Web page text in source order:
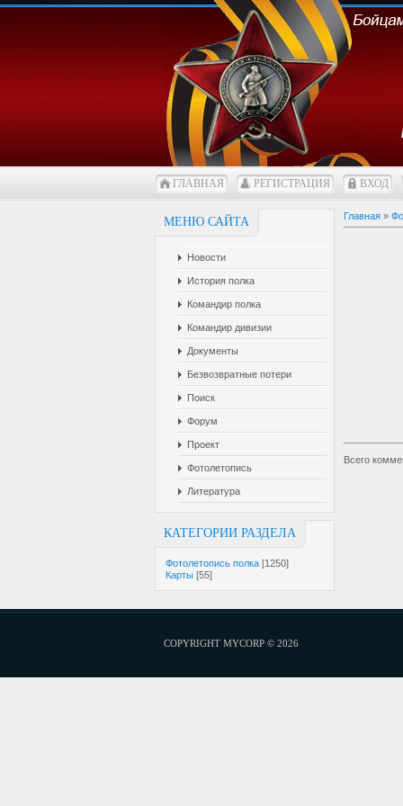
ГЛАВНАЯ РЕГИСТРАЦИЯ ВХОД
МЕНЮ САЙТА
Новости
История полка
Командир полка
Командир дивизии
Документы
Безвозвратные потери
Поиск
Форум
Проект
Фотолетопись
Литература
КАТЕГОРИИ РАЗДЕЛА
Фотолетопись полка [1250]
Карты [55]
Главная »
Всего
COPYRIGHT MYCORP © 2026